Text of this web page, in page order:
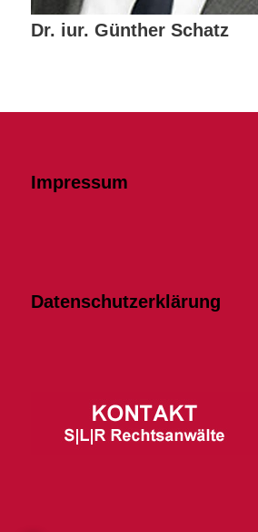
Dr. iur. Günther Schatz
Impressum
Datenschutzerklärung